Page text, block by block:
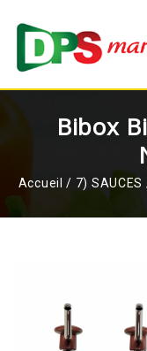
Bibox
Accueil / 7) SAUCES